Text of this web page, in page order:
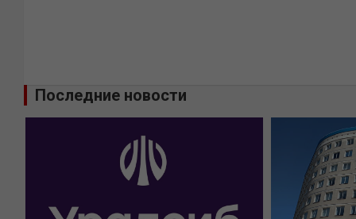
Последние новости